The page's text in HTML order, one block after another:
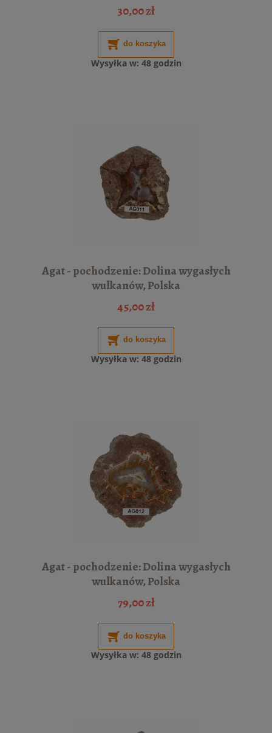
30,00 zł
do koszyka
Wysyłka w: 48 godzin
Agat - pochodzenie: Dolina wygasłych
wulkanów, Polska
45,00 zł
do koszyka
Wysyłka w: 48 godzin
Agat - pochodzenie: Dolina wygasłych
wulkanów, Polska
79,00 zł
do koszyka
Wysyłka w: 48 godzin